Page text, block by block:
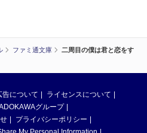
ファミ通文庫
二周目の僕は君と恋をす
告について
ライセンスについて
グループ
プライバシーポリシー